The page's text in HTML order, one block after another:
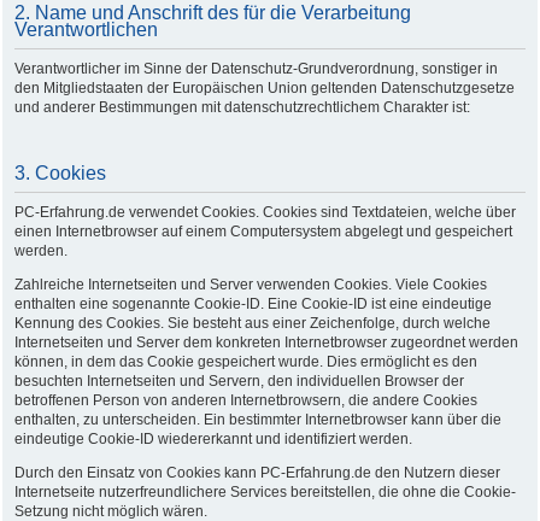
2. Name und Anschrift des für die Verarbeitung
Verantwortlichen
Verantwortlicher im Sinne der Datenschutz-Grundverordnung, sonstiger in
den Mitgliedstaaten der Europäischen Union geltenden Datenschutzgesetze
und anderer Bestimmungen mit datenschutzrechtlichem Charakter ist:
3. Cookies
PC-Erfahrung.de verwendet Cookies. Cookies sind Textdateien, welche über
einen Internetbrowser auf einem Computersystem abgelegt und gespeichert
werden.
Zahlreiche Internetseiten und Server verwenden Cookies. Viele Cookies
enthalten eine sogenannte Cookie-ID. Eine Cookie-ID ist eine eindeutige
Kennung des Cookies. Sie besteht aus einer Zeichenfolge, durch welche
Internetseiten und Server dem konkreten Internetbrowser zugeordnet werden
können, in dem das Cookie gespeichert wurde. Dies ermöglicht es den
besuchten Internetseiten und Servern, den individuellen Browser der
betroffenen Person von anderen Internetbrowsern, die andere Cookies
enthalten, zu unterscheiden. Ein bestimmter Internetbrowser kann über die
eindeutige Cookie-ID wiedererkannt und identifiziert werden.
Durch den Einsatz von Cookies kann PC-Erfahrung.de den Nutzern dieser
Internetseite nutzerfreundlichere Services bereitstellen, die ohne die Cookie-
Setzung nicht möglich wären.